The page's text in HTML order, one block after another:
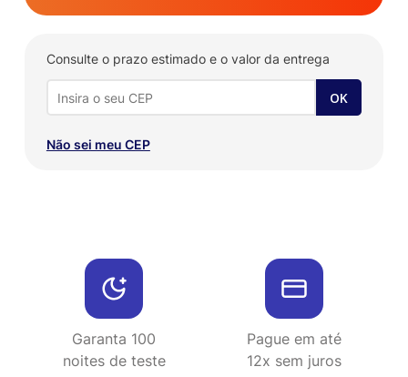
Consulte o prazo estimado e o valor da entrega
Não sei meu CEP
Garanta 100
noites de teste
Pague em até
12x sem juros